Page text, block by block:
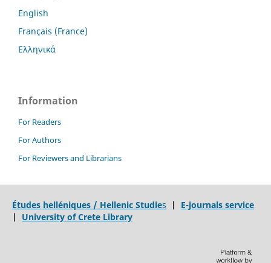
English
Français (France)
Ελληνικά
Information
For Readers
For Authors
For Reviewers and Librarians
Études helléniques / Hellenic Studies | E-journals service
| University of Crete Library